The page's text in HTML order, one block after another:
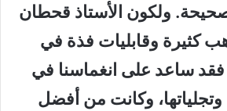
ولكون الأستاذ قحطان
كثيرة وقابليات فذة في
فقد ساعد على انغماسنا في
وتجلياتها، وكانت من أفضل